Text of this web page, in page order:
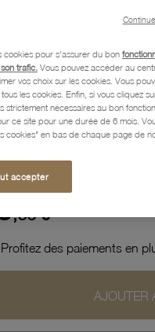
détaillées
,60 €
Profitez des paiements en
AJOUTER
cookies pour s'assurer du bon
trafic. Vous pouvez accéder au
vos choix sur les cookies. Vous
les cookies. Enfin, si vous cliquez
nécessaires au bon
ce site pour une durée de 6 mois.
cookies" en bas de chaque page de
accepter